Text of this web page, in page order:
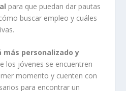
para que puedan dar pautas
buscar empleo y cuáles
personalizado y
los jóvenes se encuentren
momento y cuenten con
para encontrar un